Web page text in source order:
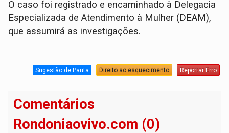
​O caso foi registrado e encaminhado à Delegacia
Especializada de Atendimento à Mulher (DEAM),
que assumirá as investigações.
Sugestão de Pauta Direito ao esquecimento Reportar Erro
Comentários
Rondoniaovivo.com (0)